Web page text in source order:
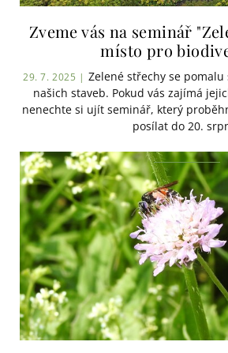
Zveme vás na seminář
místo pro
29. 7. 2025 | Zelené střechy se
našich staveb. Pokud vás zajímá
nenechte si ujít seminář, který
posílat do 20.